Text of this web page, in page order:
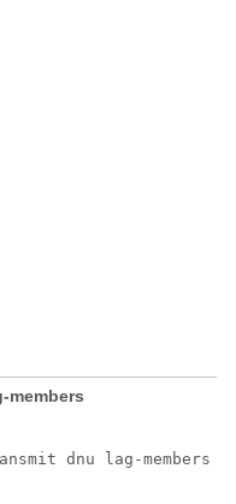
members
dnu lag-members